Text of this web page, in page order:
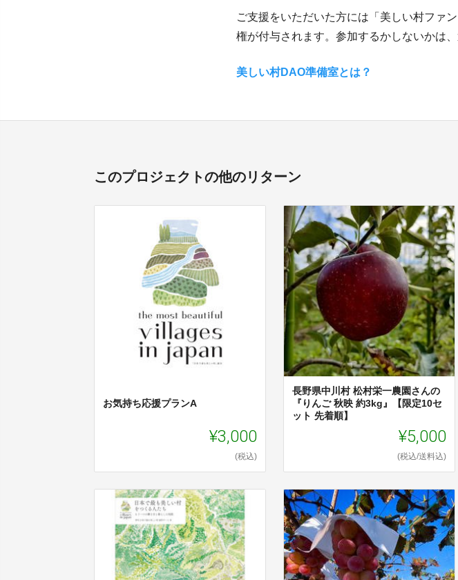
ご支援をいただいた方には「美しい村ファ
権が付与されます。参加するかしないかは、
美しい村DAO準備室とは？
このプロジェクトの他のリターン
お気持ち応援プランA
¥3,000
(税込)
長野県中川村 松村栄一農園さんの
『りんご 秋映 約3kg』【限定10セ
ット 先着順】
¥5,000
(税込/送料込)